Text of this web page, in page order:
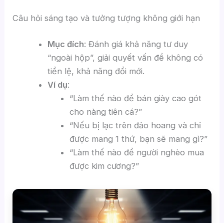
Câu hỏi sáng tạo và tưởng tượng không giới hạn
Mục đích: Đánh giá khả năng tư duy
“ngoài hộp”, giải quyết vấn đề không có
tiền lệ, khả năng đổi mới.
Ví dụ:
“Làm thế nào để bán giày cao gót
cho nàng tiên cá?”
“Nếu bị lạc trên đảo hoang và chỉ
được mang 1 thứ, bạn sẽ mang gì?”
“Làm thế nào để người nghèo mua
được kim cương?”